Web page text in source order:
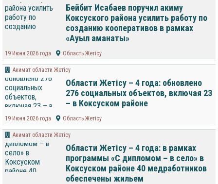
Бейбит Исабаев поручил акиму
Коксуского района усилить работу по
созданию кооперативов в рамках
«Ауыл аманаты»
19 Июня 2026 года Область Жетісу
Акимат области Жетісу
Области Жетісу – 4 года: обновлено
276 социальных объектов, включая 23
– в Коксуском районе
19 Июня 2026 года Область Жетісу
Акимат области Жетісу
Области Жетісу – 4 года: в рамках
программы «С дипломом – в село» в
Коксуском районе 40 медработников
обеспечены жильем